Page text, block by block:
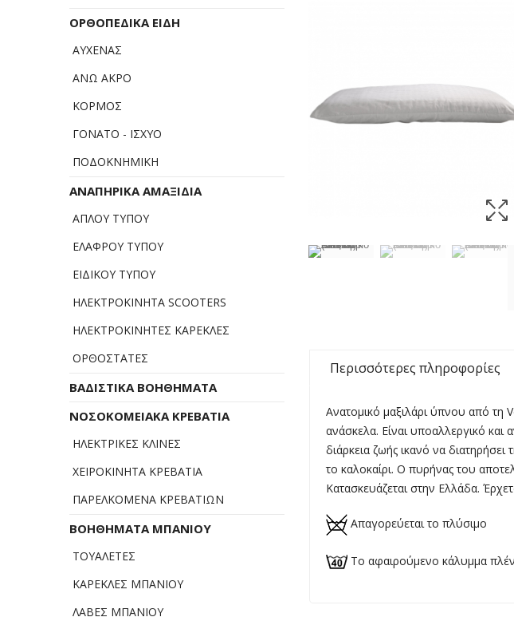
ΟΡΘΟΠΕΔΙΚΑ ΕΙΔΗ
ΑΥΧΕΝΑΣ
ΑΝΩ ΑΚΡΟ
ΚΟΡΜΟΣ
ΓΟΝΑΤΟ - ΙΣΧΥΟ
ΠΟΔΟΚΝΗΜΙΚΗ
ΑΝΑΠΗΡΙΚΑ ΑΜΑΞΙΔΙΑ
ΑΠΛΟΥ ΤΥΠΟΥ
ΕΛΑΦΡΟΥ ΤΥΠΟΥ
ΕΙΔΙΚΟΥ ΤΥΠΟΥ
ΗΛΕΚΤΡΟΚΙΝΗΤΑ SCOOTERS
ΗΛΕΚΤΡΟΚΙΝΗΤΕΣ ΚΑΡΕΚΛΕΣ
ΟΡΘΟΣΤΑΤΕΣ
ΒΑΔΙΣΤΙΚΑ ΒΟΗΘΗΜΑΤΑ
ΝΟΣΟΚΟΜΕΙΑΚΑ ΚΡΕΒΑΤΙΑ
ΗΛΕΚΤΡΙΚΕΣ ΚΛΙΝΕΣ
ΧΕΙΡΟΚΙΝΗΤΑ ΚΡΕΒΑΤΙΑ
ΠΑΡΕΛΚΟΜΕΝΑ ΚΡΕΒΑΤΙΩΝ
ΒΟΗΘΗΜΑΤΑ ΜΠΑΝΙΟΥ
ΤΟΥΑΛΕΤΕΣ
ΚΑΡΕΚΛΕΣ ΜΠΑΝΙΟΥ
ΛΑΒΕΣ ΜΠΑΝΙΟΥ
Περισσότερες πληροφορίες
Ανατομικό μαξιλάρι ύπνου από τη
ανάσκελα. Είναι υποαλλεργικό και
διάρκεια ζωής ικανό να
το καλοκαίρι. Ο πυρήνας του
Κατασκευάζεται στην Ελλάδα.
Απαγορεύεται το πλύσιμο
Το αφαιρούμενο κάλυμμα